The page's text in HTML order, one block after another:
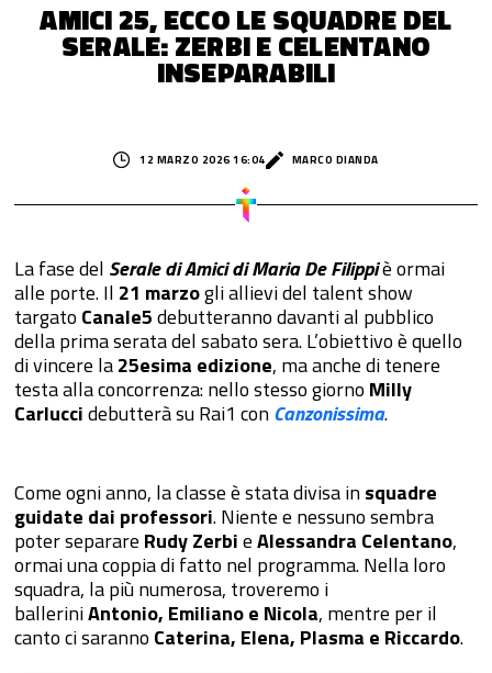
AMICI 25, ECCO LE SQUADRE DEL
SERALE: ZERBI E CELENTANO
INSEPARABILI
12 MARZO 2026 16:04 MARCO DIANDA
La fase del Serale di Amici di Maria De Filippiè ormai
alle porte. Il 21 marzogli allievi del talent show
targato Canale5debutteranno davanti al pubblico
della prima serata del sabato sera. L’obiettivo è quello
di vincere la25esima edizione, ma anche di tenere
testa alla concorrenza: nello stesso giorno Milly
Carluccidebutterà su Rai1 conCanzonissima.
Come ogni anno, la classe è stata divisa insquadre
guidate dai professori. Niente e nessuno sembra
poter separare Rudy ZerbieAlessandra Celentano,
ormai una coppia di fatto nel programma. Nella loro
squadra, la più numerosa, troveremo i
balleriniAntonio, Emiliano e Nicola, mentre per il
canto ci saranno Caterina, Elena, Plasma e Riccardo.